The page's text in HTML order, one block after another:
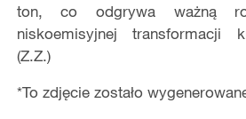
ton, co odgrywa ważną
niskoemisyjnej transformacji
(Z.Z.)
*To zdjęcie zostało